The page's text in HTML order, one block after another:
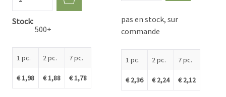
Stock
500+
1 pc.
€ 1,98
2 pc.
€ 1,88
7 pc.
€ 1,78
pas en stock, sur
commande
1 pc.
€ 2,36
2 pc.
€ 2,24
7 pc.
€ 2,12